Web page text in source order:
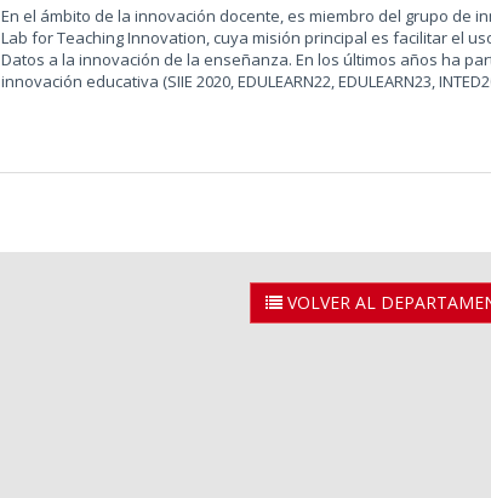
En el ámbito de la innovación docente, es miembro del grupo de
Lab for Teaching Innovation, cuya misión principal es facilitar el
Datos a la innovación de la enseñanza. En los últimos años ha
innovación educativa (SIIE 2020, EDULEARN22, EDULEARN23,
VOLVER AL